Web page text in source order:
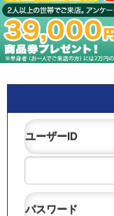
ユーザーID
パスワード